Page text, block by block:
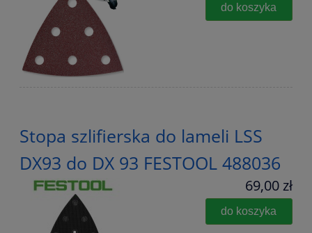
do koszyka
Stopa szlifierska do lameli LSS
DX93 do DX 93 FESTOOL 488036
69,00 zł
do koszyka